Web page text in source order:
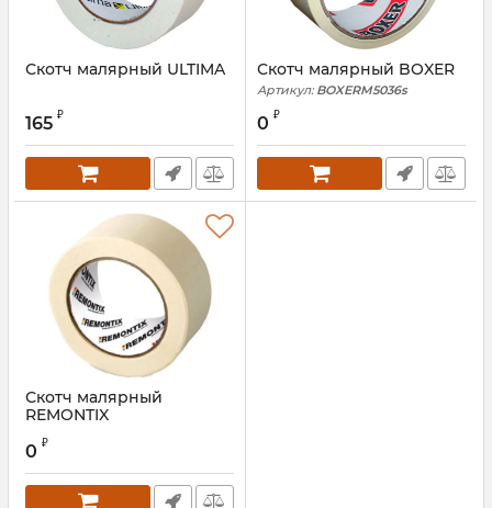
Скотч малярный ULTIMA
165 ₽
Скотч малярный BOXER
Артикул: BOXERM5036s
0 ₽
Скотч малярный
REMONTIX
0 ₽